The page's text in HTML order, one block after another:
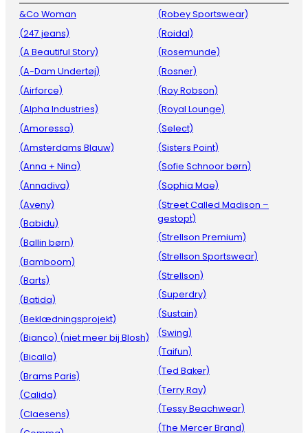
&Co Woman
(247 jeans)
(A Beautiful Story)
(A-Dam Undertøj)
(Airforce)
(Alpha Industries)
(Amoressa)
(Amsterdams Blauw)
(Anna + Nina)
(Annadiva)
(Aveny)
(Babidu)
(Ballin børn)
(Bamboom)
(Barts)
(Batida)
(Beklædningsprojekt)
(Bianco) (niet meer bij Blosh)
(Bicalla)
(Brams Paris)
(Calida)
(Claesens)
(Robey Sportswear)
(Roidal)
(Rosemunde)
(Rosner)
(Roy Robson)
(Royal Lounge)
(Select)
(Sisters Point)
(Sofie Schnoor børn)
(Sophia Mae)
(Street Called Madison –
gestopt)
(Strellson Premium)
(Strellson Sportswear)
(Strellson)
(Superdry)
(Sustain)
(Swing)
(Taifun)
(Ted Baker)
(Terry Ray)
(Tessy Beachwear)
(The Mercer Brand)